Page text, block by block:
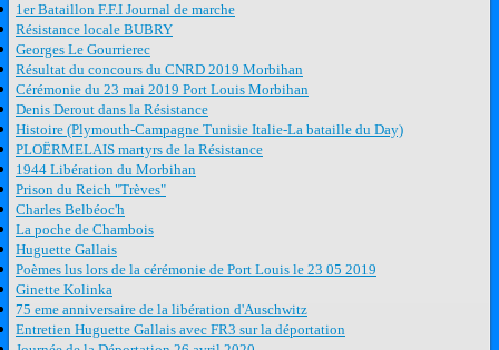
1er Bataillon F.F.I Journal de marche
Résistance locale BUBRY
Georges Le Gourrierec
Résultat du concours du CNRD 2019 Morbihan
Cérémonie du 23 mai 2019 Port Louis Morbihan
Denis Derout dans la Résistance
Histoire (Plymouth-Campagne Tunisie Italie-La bataille du Day)
PLOËRMELAIS martyrs de la Résistance
1944 Libération du Morbihan
Prison du Reich "Trèves"
Charles Belbéoc'h
La poche de Chambois
Huguette Gallais
Poèmes lus lors de la cérémonie de Port Louis le 23 05 2019
Ginette Kolinka
75 eme anniversaire de la libération d'Auschwitz
Entretien Huguette Gallais avec FR3 sur la déportation